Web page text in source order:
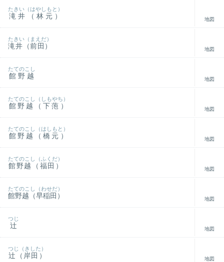
滝井（林元）
たきい（はやしもと）
地図
滝井（前田）
たきい（まえだ）
地図
館野越
たてのこし
地図
館野越（下萢）
たてのこし（しもやち）
地図
館野越（橋元）
たてのこし（はしもと）
地図
館野越（福田）
たてのこし（ふくだ）
地図
館野越（早稲田）
たてのこし（わせだ）
地図
辻
つじ
地図
辻（岸田）
つじ（きした）
地図